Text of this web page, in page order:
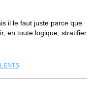
il le faut juste parce que
en toute logique, stratifier